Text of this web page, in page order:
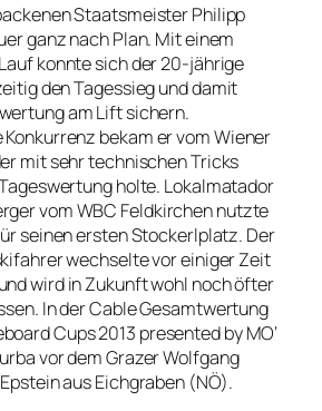
Staatsmeister Philipp
ganz nach Plan. Mit einem
konnte sich der 20-jährige
den Tagessieg und damit
am Lift sichern.
bekam er vom Wiener
mit sehr technischen Tricks
holte. Lokalmatador
vom WBC Feldkirchen nutzte
seinen ersten Stockerlplatz. Der
wechselte vor einiger Zeit
wird in Zukunft wohl noch öfter
In der Cable Gesamtwertung
Cups 2013 presented by MO‘
vor dem Grazer Wolfgang
aus Eichgraben (NÖ).